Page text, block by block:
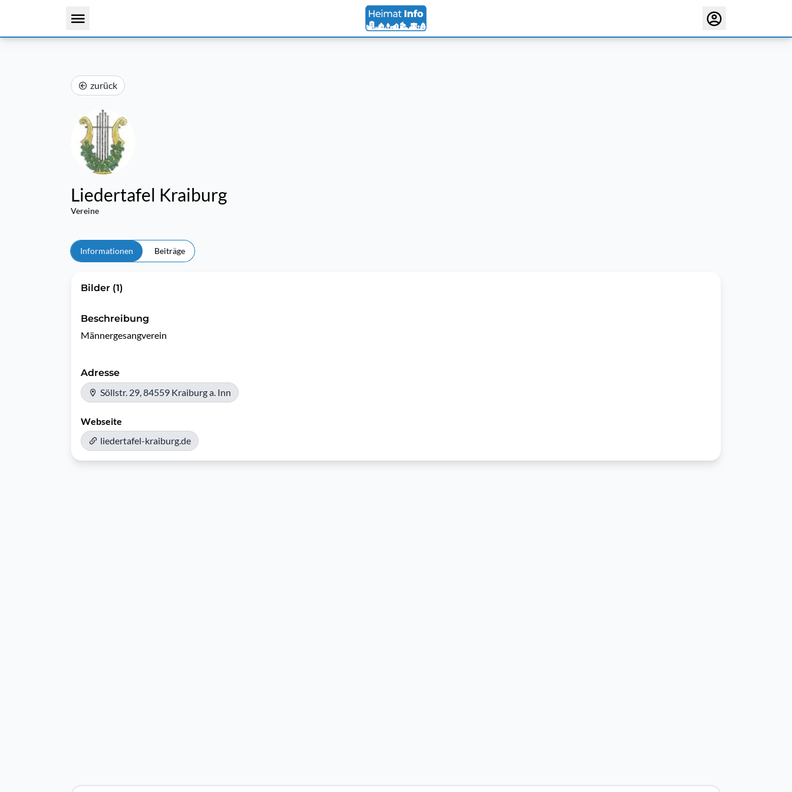
zurück
Liedertafel Kraiburg
Vereine
Informationen Beiträge
Bilder (1)
Beschreibung
Männergesangverein
Adresse
Söllstr. 29, 84559 Kraiburg a. Inn
Webseite
liedertafel-kraiburg.de